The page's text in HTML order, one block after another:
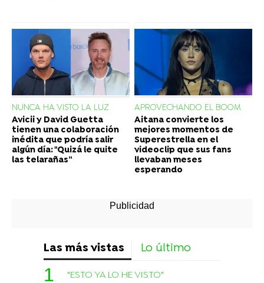
NUNCA HA VISTO LA LUZ
Avicii y David Guetta
tienen una colaboración
inédita que podría salir
algún día: "Quizá le quite
las telarañas”
APROVECHANDO EL BOOM
Aitana convierte los
mejores momentos de
Superestrella en el
videoclip que sus fans
llevaban meses
esperando
Las más vistas Lo último
"ESTO YA LO HE VISTO"